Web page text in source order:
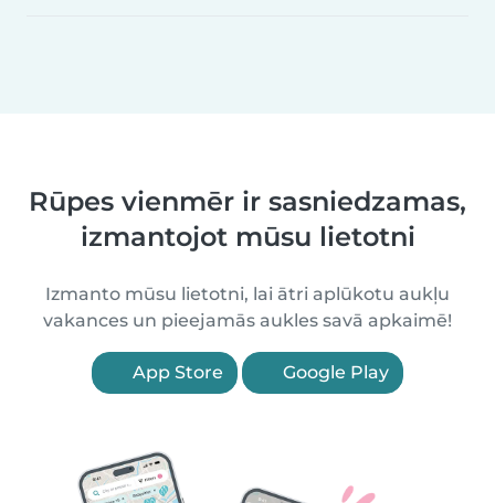
Rūpes vienmēr ir sasniedzamas,
izmantojot mūsu lietotni
Izmanto mūsu lietotni, lai ātri aplūkotu aukļu
vakances un pieejamās aukles savā apkaimē!
App Store Google Play